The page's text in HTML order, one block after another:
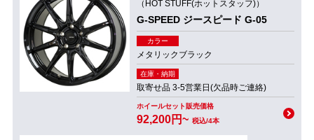
（HOT STUFF(ホットスタッフ)）
G-SPEED ジースピード G-05
カラー
メタリックブラック
在庫・納期
取寄せ品 3-5営業日(欠品時ご連絡)
ホイールセット販売価格
92,200円~ 税込/4本